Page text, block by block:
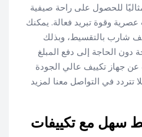
للحصول على راحة صيفية
وقوة تبريد فعالة. يمكنك
شارب بالتقسيط، وبذلك
دون الحاجة إلى دفع المبلغ
عن جهاز تكييف عالي الجودة
في التواصل معنا لمزيد
سهل مع تكييفات